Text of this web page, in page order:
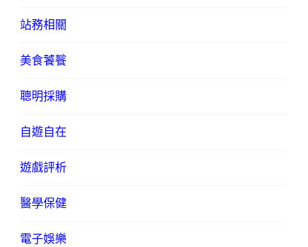
站務相關
美食饕餮
聰明採購
自遊自在
遊戲評析
醫學保健
電子娛樂